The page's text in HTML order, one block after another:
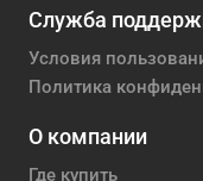
Служба
Условия
Политика
О компании
Где купить